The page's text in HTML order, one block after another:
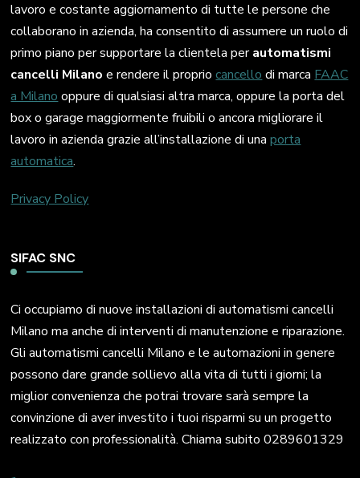
lavoro e costante aggiornamento di tutte le persone che
collaborano in azienda, ha consentito di assumere un ruolo di
primo piano per supportare la clientela perautomatismi
cancelli Milano e rendere il propriocancello di marca FAAC
a Milano oppure di qualsiasi altra marca, oppure la porta del
box o garage maggiormente fruibili o ancora migliorare il
lavoro in azienda grazie all’installazione di unaporta
automatica.
Privacy Policy
SIFAC SNC
Ci occupiamo di nuove installazioni di automatismi cancelli
Milano ma anche di interventi di manutenzione e riparazione.
Gli automatismi cancelli Milano e le automazioni in genere
possono dare grande sollievo alla vita di tutti i giorni; la
miglior convenienza che potrai trovare sarà sempre la
convinzione di aver investito i tuoi risparmi su un progetto
realizzato con professionalità. Chiama subito 0289601329